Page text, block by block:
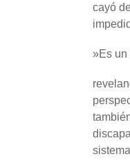
cayó
»Es un